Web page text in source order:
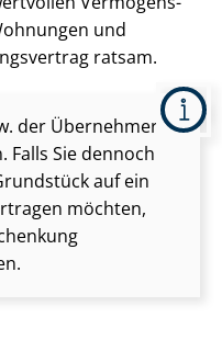
und
ratsam.
der Übernehmer
Falls Sie dennoch
auf ein
möchten,